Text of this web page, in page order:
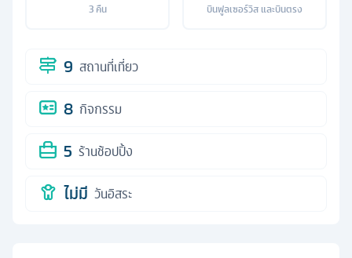
3คืน บินฟูลเซอร์วิส และบินตรง
9 สถานที่เที่ยว
8 กิจกรรม
5 ร้านช้อปปิ้ง
ไม่มี วันอิสระ